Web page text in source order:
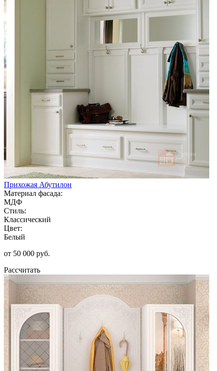
Прихожая Абутилон
Материал фасада:
МДФ
Стиль:
Классический
Цвет:
Белый
от 50 000 руб.
Рассчитать